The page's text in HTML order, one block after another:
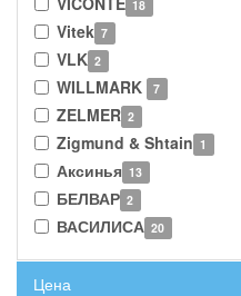
18
Vitek 7
VLK 2
WILLMARK 7
ZELMER 2
Zigmund & Shtain 1
Аксинья 13
БЕЛВАР 2
ВАСИЛИСА 20
Цена